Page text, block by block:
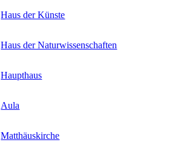
Haus der Künste
Haus der Naturwissenschaften
Haupthaus
Aula
Matthäuskirche